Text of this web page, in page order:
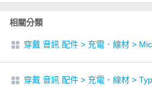
相關分類
穿戴 音訊 配件 > 充電．線材 >
穿戴 音訊 配件 > 充電．線材 >